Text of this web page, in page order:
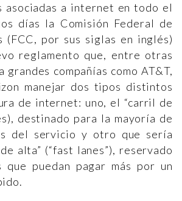
asociadas a internet en todo el
días la Comisión Federal de
(FCC, por sus siglas en inglés)
reglamento que, entre otras
grandes compañías como AT&T,
manejar dos tipos distintos
de internet: uno, el “carril de
destinado para la mayoría de
del servicio y otro que sería
alta” (“fast lanes”), reservado
que puedan pagar más por un